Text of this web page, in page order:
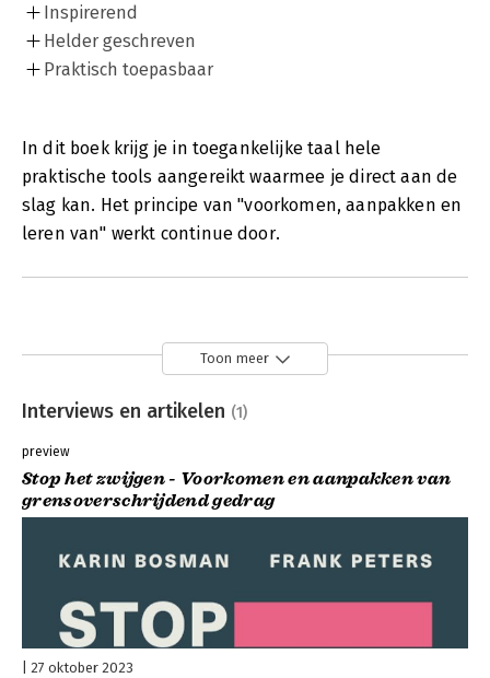
Inspirerend
Helder geschreven
Praktisch toepasbaar
In dit boek krijg je in toegankelijke taal hele
praktische tools aangereikt waarmee je direct aan de
slag kan. Het principe van "voorkomen, aanpakken en
leren van" werkt continue door.
Toon meer
Interviews en artikelen (1)
preview
Stop het zwijgen - Voorkomen en aanpakken van
grensoverschrijdend gedrag
27 oktober 2023